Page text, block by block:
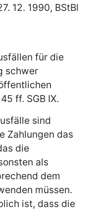
12. 1990, BStBl
für die
schwer
ff. SGB IX.
sind
Zahlungen das
die
als
dem
müssen.
ist, dass die